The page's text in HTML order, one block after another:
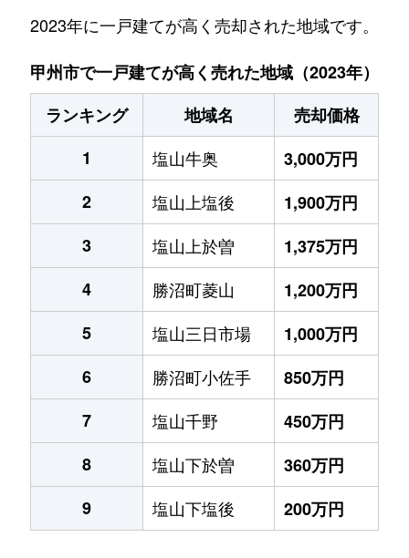
2023年に一戸建てが高く売却された地域です。
甲州市で一戸建てが高く売れた地域（2023年）
ランキング
地域名
売却価格
1
塩山牛奥
3,000万円
2
塩山上塩後
1,900万円
3
塩山上於曽
1,375万円
4
勝沼町菱山
1,200万円
5
塩山三日市場
1,000万円
6
勝沼町小佐手
850万円
7
塩山千野
450万円
8
塩山下於曽
360万円
9
塩山下塩後 200万円